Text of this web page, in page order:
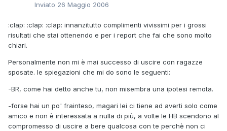
Inviato 26 Maggio 2006
:clap: :clap: :clap: innanzitutto complimenti vivissimi per i grossi
risultati che stai ottenendo e per i report che fai che sono molto
chiari.
Personalmente non mi è mai successo di uscire con ragazze
sposate. le spiegazioni che mi do sono le seguenti:
-BR, come hai detto anche tu, non misembra una ipotesi remota.
-forse hai un po' frainteso, magari lei ci tiene ad averti solo come
amico e non è interessata a nulla di più, a volte le HB scendono al
compromesso di uscire a bere qualcosa con te perchè non ci